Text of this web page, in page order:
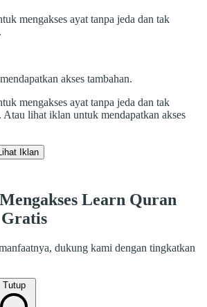
mengakses ayat tanpa jeda dan tak
akses tambahan.
mengakses ayat tanpa jeda dan tak
Atau lihat iklan untuk mendapatkan akses
Iklan
Learn Quran
dukung kami dengan tingkatkan
Tutup